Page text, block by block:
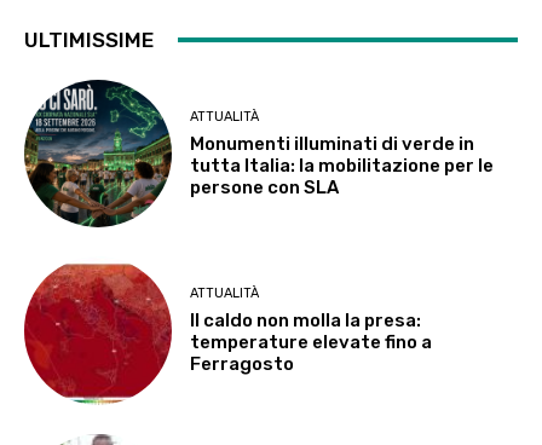
ULTIMISSIME
ATTUALITÀ
Monumenti illuminati di verde in
tutta Italia: la mobilitazione per le
persone con SLA
ATTUALITÀ
Il caldo non molla la presa:
temperature elevate fino a
Ferragosto